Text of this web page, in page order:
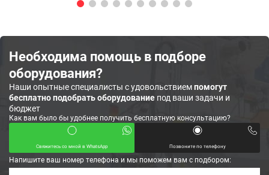
Необходима помощь в подборе
оборудования?
Наши опытные специалисты с удовольствиемпомогут
бесплатно подобрать оборудование под ваши задачи и
бюджет
Как вам было бы удобнее получить бесплатную консультацию?
Свяжитесь со мной в WhatsApp Позвоните по телефону
Напишите ваш номер телефона и мы поможем вам с подбором: